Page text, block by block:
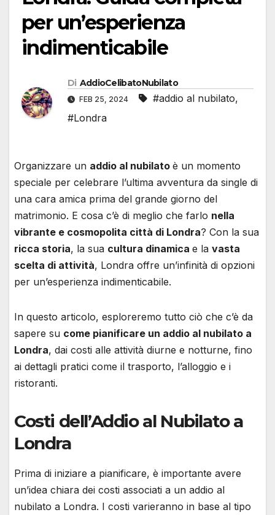
per un’esperienza
indimenticabile
Di AddioCelibatoNubilato
FEB 25, 2024 #addio al nubilato,
#Londra
Organizzare un addio al nubilato è un momento
speciale per celebrare l’ultima avventura da single di
una cara amica prima del grande giorno del
matrimonio. E cosa c’è di meglio che farlo nella
vibrante e cosmopolita città di Londra? Con la sua
ricca storia, la sua cultura dinamica e la vasta
scelta di attività, Londra offre un’infinità di opzioni
per un’esperienza indimenticabile.
In questo articolo, esploreremo tutto ciò che c’è da
sapere su come pianificare un addio al nubilato a
Londra, dai costi alle attività diurne e notturne, fino
ai dettagli pratici come il trasporto, l’alloggio e i
ristoranti.
Costi dell’Addio al Nubilato a
Londra
Prima di iniziare a pianificare, è importante avere
un’idea chiara dei costi associati a un addio al
nubilato a Londra. I costi varieranno in base al tipo